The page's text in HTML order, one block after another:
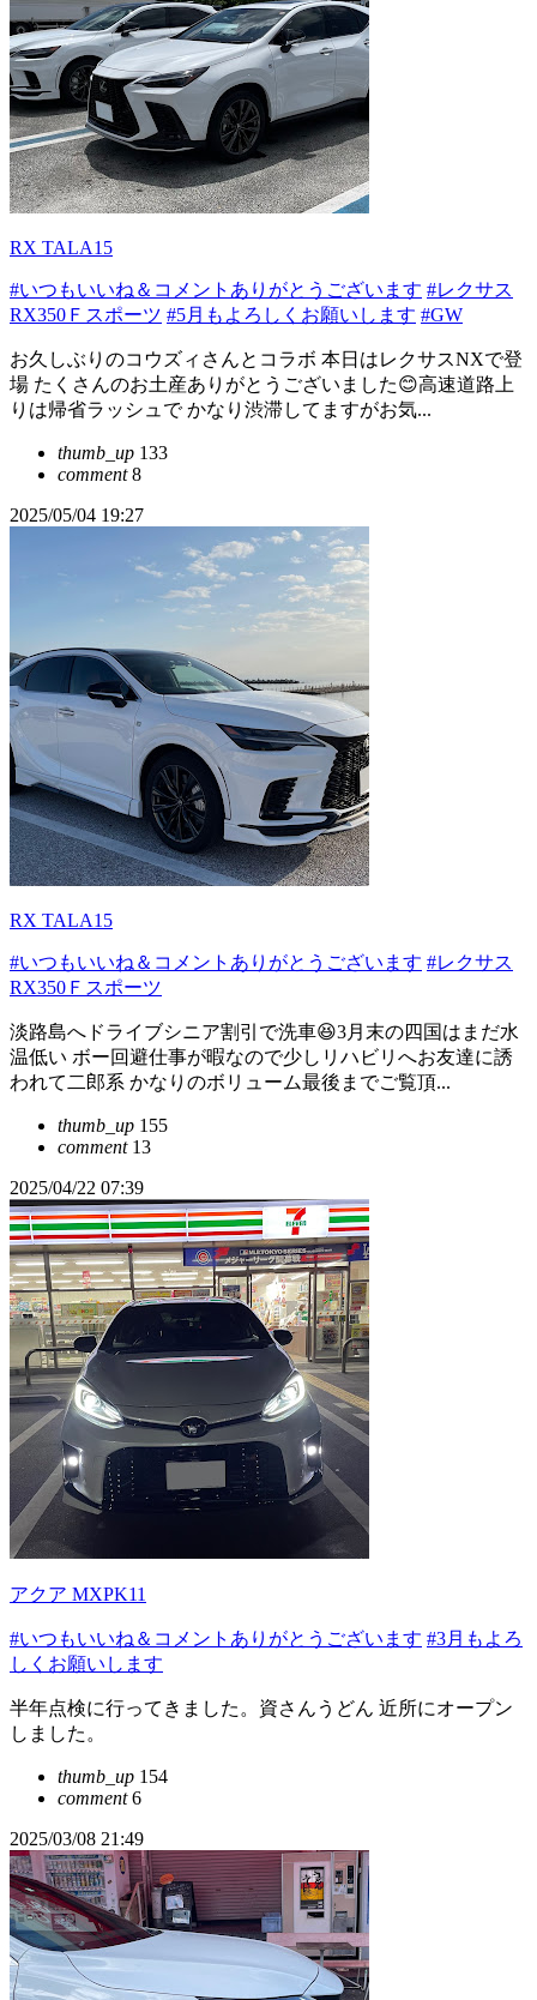
RX TALA15
#いつもいいね＆コメントありがとうございます #レクサス
RX350Ｆスポーツ #5月もよろしくお願いします #GW
お久しぶりのコウズィさんとコラボ 本日はレクサスNXで登
場 たくさんのお土産ありがとうございました😊高速道路上
りは帰省ラッシュで かなり渋滞してますがお気...
thumb_up 133
comment8
2025/05/04 19:27
RX TALA15
#いつもいいね＆コメントありがとうございます #レクサス
RX350Ｆスポーツ
淡路島へドライブシニア割引で洗車😆3月末の四国はまだ水
温低い ボー回避仕事が暇なので少しリハビリへお友達に誘
われて二郎系 かなりのボリューム最後までご覧頂...
thumb_up 155
comment13
2025/04/22 07:39
アクア MXPK11
#いつもいいね＆コメントありがとうございます #3月もよろ
しくお願いします
半年点検に行ってきました。資さんうどん 近所にオープン
しました。
thumb_up 154
comment6
2025/03/08 21:49